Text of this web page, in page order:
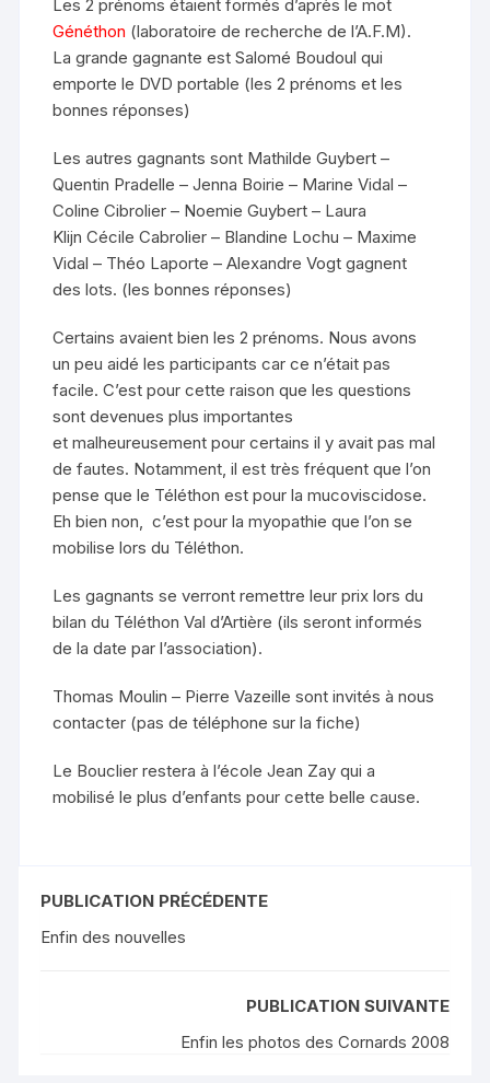
Les 2 prénoms étaient formés d’après le mot
Généthon (laboratoire de recherche de l’A.F.M).
La grande gagnante est Salomé Boudoul qui
emporte le DVD portable (les 2 prénoms et les
bonnes réponses)
Les autres gagnants sont Mathilde Guybert –
Quentin Pradelle – Jenna Boirie – Marine Vidal –
Coline Cibrolier – Noemie Guybert – Laura
Klijn Cécile Cabrolier – Blandine Lochu – Maxime
Vidal – Théo Laporte – Alexandre Vogt gagnent
des lots. (les bonnes réponses)
Certains avaient bien les 2 prénoms. Nous avons
un peu aidé les participants car ce n’était pas
facile. C’est pour cette raison que les questions
sont devenues plus importantes
et malheureusement pour certains il y avait pas mal
de fautes. Notamment, il est très fréquent que l’on
pense que le Téléthon est pour la mucoviscidose.
Eh bien non, c’est pour la myopathie que l’on se
mobilise lors du Téléthon.
Les gagnants se verront remettre leur prix lors du
bilan du Téléthon Val d’Artière (ils seront informés
de la date par l’association).
Thomas Moulin – Pierre Vazeille sont invités à nous
contacter (pas de téléphone sur la fiche)
Le Bouclier restera à l’école Jean Zay qui a
mobilisé le plus d’enfants pour cette belle cause.
PUBLICATION PRÉCÉDENTE
Enfin des nouvelles
PUBLICATION SUIVANTE
Enfin les photos des Cornards 2008